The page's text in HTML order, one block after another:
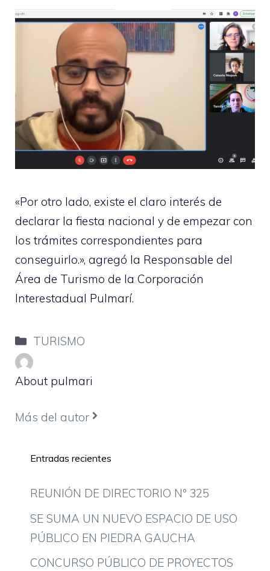
«Por otro lado, existe el claro interés de
declarar la fiesta nacional y de empezar con
los trámites correspondientes para
conseguirlo.», agregó la Responsable del
Área de Turismo de la Corporación
Interestadual Pulmarí.
Categorías
TURISMO
About pulmari
Más del autor
Entradas recientes
REUNIÓN DE DIRECTORIO Nº 325
SE SUMA UN NUEVO ESPACIO DE USO
PÚBLICO EN PIEDRA GAUCHA
CONCURSO PÚBLICO DE PROYECTOS